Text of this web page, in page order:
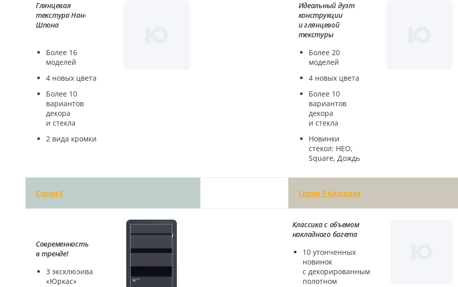
Глянцевая
текстура Нан-
Шпона
Более 16
моделей
4 новых цвета
Более 10
вариантов
декора
и стекла
2 вида кромки
Идеальный дуэт
конструкции
и глянцевой
текстуры
Более 20
моделей
4 новых цвета
Более 10
вариантов
декора
и стекла
Новинки
стекол: НЕО,
Square, Дождь
Серия E Серия E Классика
Современность
в тренде!
3 эксклюзива
«Юркас»
Классика с объемом
накладного багета
10 утонченных
новинок
с декорированным
полотном
Сливки
Показать все 25 цветов